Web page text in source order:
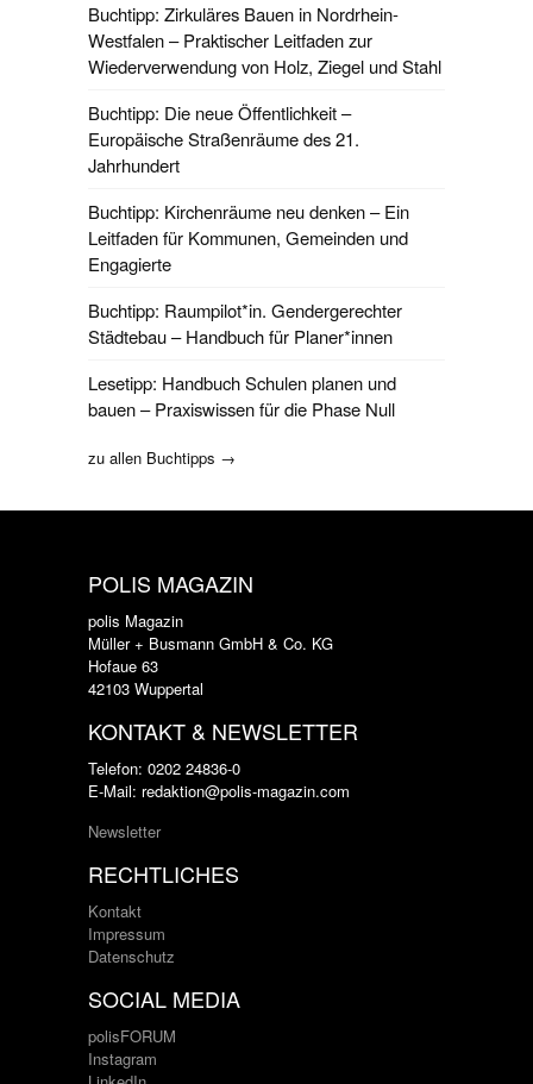
Buchtipp: Zirkuläres Bauen in Nordrhein-
Westfalen – Praktischer Leitfaden zur
Wiederverwendung von Holz, Ziegel und Stahl
Buchtipp: Die neue Öffentlichkeit –
Europäische Straßenräume des 21.
Jahrhundert
Buchtipp: Kirchenräume neu denken – Ein
Leitfaden für Kommunen, Gemeinden und
Engagierte
Buchtipp: Raumpilot*in. Gendergerechter
Städtebau – Handbuch für Planer*innen
Lesetipp: Handbuch Schulen planen und
bauen – Praxiswissen für die Phase Null
zu allen Buchtipps →
POLIS MAGAZIN
polis Magazin
Müller + Busmann GmbH & Co. KG
Hofaue 63
42103 Wuppertal
KONTAKT & NEWSLETTER
Telefon: 0202 24836-0
E-Mail: redaktion@polis-magazin.com
Newsletter
RECHTLICHES
Kontakt
Impressum
Datenschutz
SOCIAL MEDIA
polisFORUM
Instagram